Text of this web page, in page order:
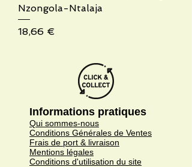
Nzongola-Ntalaja
Precio
18,66 €
Informations pratiques
Qui sommes-nous
Conditions Générales de Ventes
Frais de port & livraison
Mentions légales
Conditions d'utilisation du site